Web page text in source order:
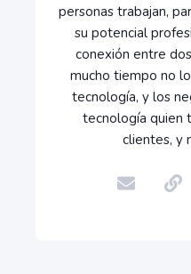
personas trabajan,
su potencial
conexión entre
mucho tiempo no
tecnología, y los
tecnología quien
clientes, y